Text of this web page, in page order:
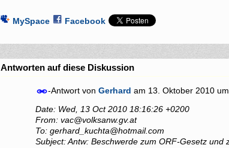
MySpace Facebook
Antworten auf diese Diskussion
-Antwort von Gerhard am 13. Oktober 2010
Date: Wed, 13 Oct 2010 18:16:26 +0200
From: vac@volksanw.gv.at
To: gerhard_kuchta@hotmail.com
Subject: Antw: Beschwerde zum ORF-Gesetz und